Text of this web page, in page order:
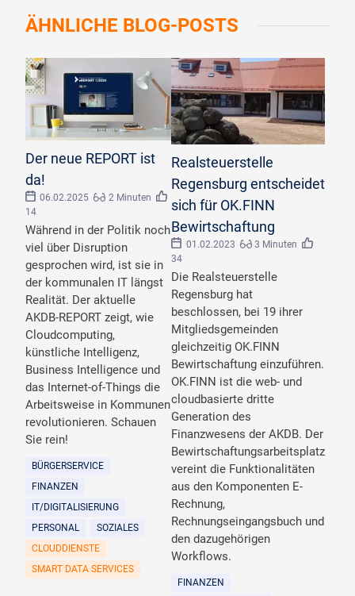
ÄHNLICHE BLOG-POSTS
Der neue REPORT ist
da!
06.02.2025
2 Minuten
14
Während in der Politik noch
viel über Disruption
gesprochen wird, ist sie in
der kommunalen IT längst
Realität. Der aktuelle
AKDB-REPORT zeigt, wie
Cloudcomputing,
künstliche Intelligenz,
Business Intelligence und
das Internet-of-Things die
Arbeitsweise in Kommunen
revolutionieren. Schauen
Sie rein!
BÜRGERSERVICE
FINANZEN
IT/DIGITALISIERUNG
PERSONAL
SOZIALES
CLOUDDIENSTE
SMART DATA SERVICES
Realsteuerstelle
Regensburg entscheidet
sich für OK.FINN
Bewirtschaftung
01.02.2023
3 Minuten
34
Die Realsteuerstelle
Regensburg hat
beschlossen, bei 19 ihrer
Mitgliedsgemeinden
gleichzeitig OK.FINN
Bewirtschaftung einzuführen.
OK.FINN ist die web- und
cloudbasierte dritte
Generation des
Finanzwesens der AKDB. Der
Bewirtschaftungsarbeitsplatz
vereint die Funktionalitäten
aus den Komponenten E-
Rechnung,
Rechnungseingangsbuch und
den dazugehörigen
Workflows.
FINANZEN